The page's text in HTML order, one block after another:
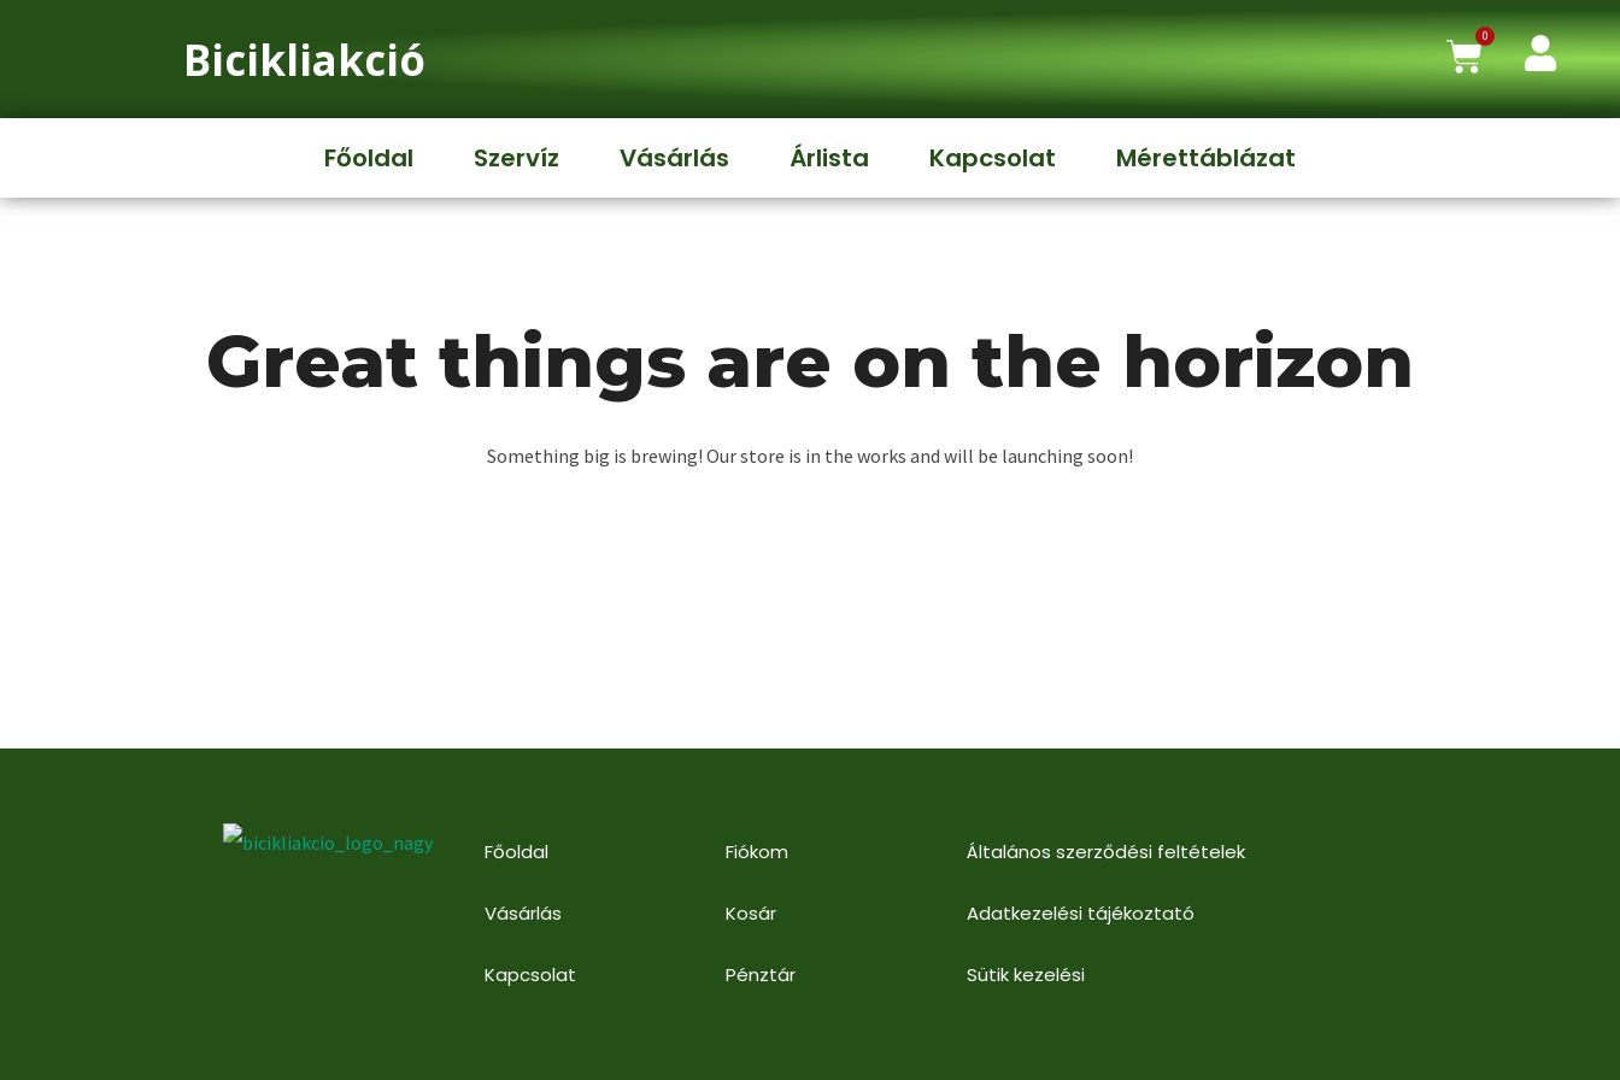
Bicikliakció 0
Főoldal Szervíz Vásárlás Árlista Kapcsolat Mérettáblázat
Great things are on the horizon
Something big is brewing! Our store is in the works and will be launching soon!
Főoldal
Vásárlás
Kapcsolat
Fiókom
Kosár
Pénztár
Általános szerződési feltételek
Adatkezelési tájékoztató
Sütik kezelési